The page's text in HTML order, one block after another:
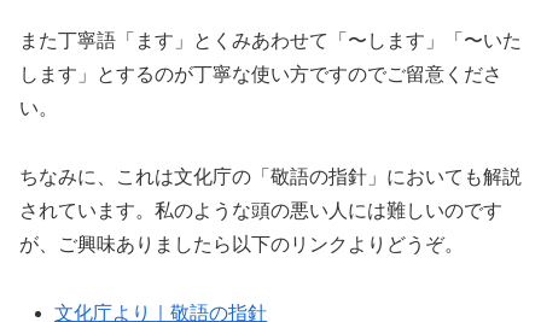
また丁寧語「ます」とくみあわせて「〜します」「〜いた
します」とするのが丁寧な使い方ですのでご留意くださ
い。
ちなみに、これは文化庁の「敬語の指針」においても解説
されています。私のような頭の悪い人には難しいのです
が、ご興味ありましたら以下のリンクよりどうぞ。
文化庁より｜敬語の指針